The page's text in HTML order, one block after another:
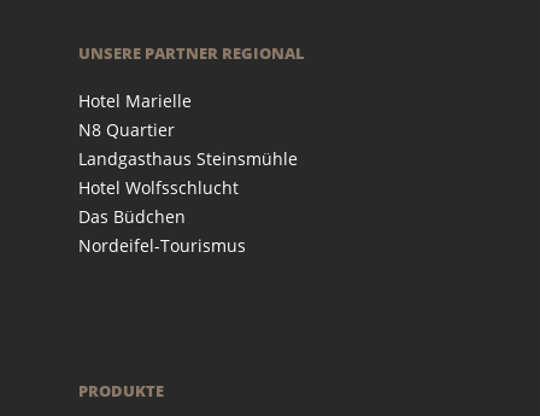
UNSERE PARTNER REGIONAL
Hotel Marielle
N8 Quartier
Landgasthaus Steinsmühle
Hotel Wolfsschlucht
Das Büdchen
Nordeifel-Tourismus
PRODUKTE